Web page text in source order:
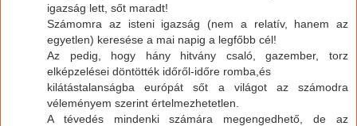
igazság lett, sőt maradt!
Számomra az isteni igazság (nem a relatív, hanem az
egyetlen) keresése a mai napig a legfőbb cél!
Az pedig, hogy hány hitvány csaló, gazember, torz
elképzelései döntötték időről-időre romba,és
kilátástalanságba európát sőt a világot az számodra
véleményem szerint értelmezhetetlen.
A tévedés mindenki számára megengedhető, de az